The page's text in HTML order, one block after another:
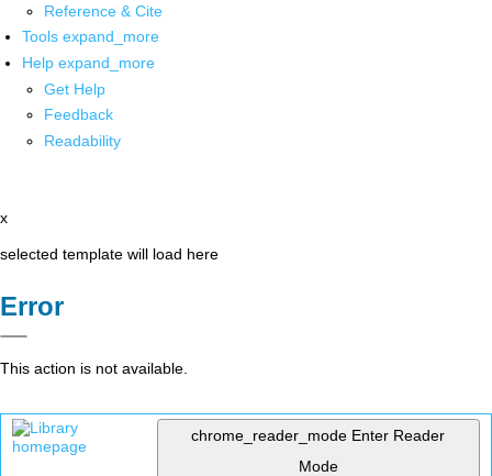
Reference & Cite
Tools expand_more
Help expand_more
Get Help
Feedback
Readability
x
selected template will load here
Error
This action is not available.
chrome_reader_mode Enter Reader
Mode